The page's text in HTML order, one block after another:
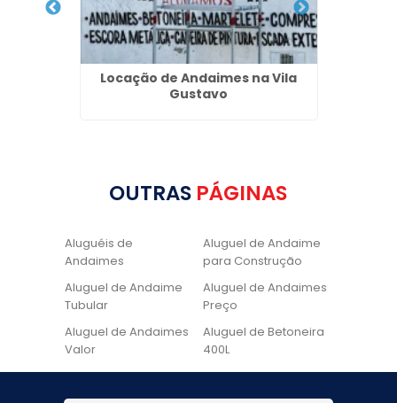
Locação de Andaimes na Vila
Gustavo
OUTRAS PÁGINAS
Aluguéis de
Andaimes
Aluguel de Andaime
para Construção
Aluguel de Andaime
Tubular
Aluguel de Andaimes
Preço
Aluguel de Andaimes
Valor
Aluguel de Betoneira
400L
Aluguel de Betoneira
Cadeira de Pintura